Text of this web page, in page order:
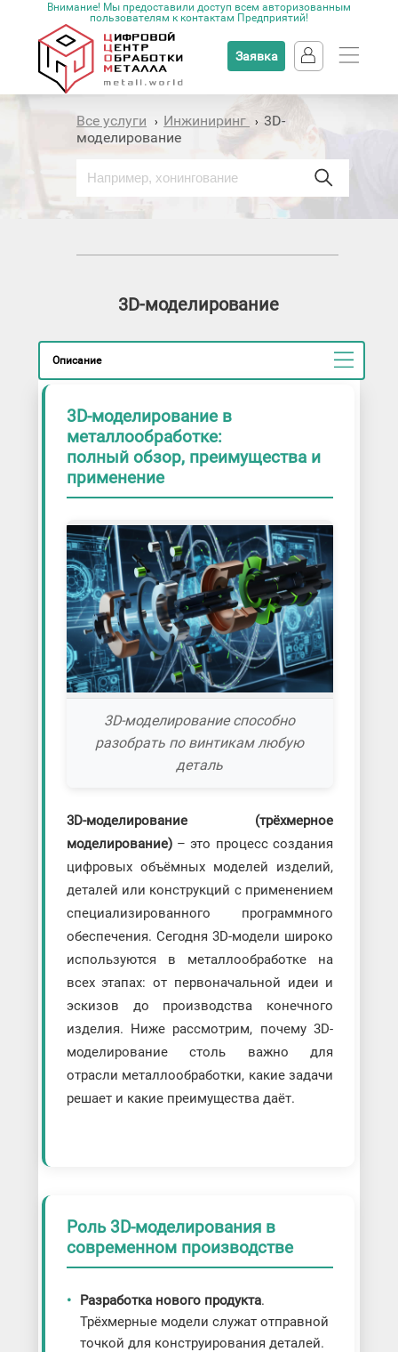
Внимание! Мы предоставили доступ всем авторизованным
пользователям к контактам Предприятий!
Заявка
Все услуги › Инжиниринг ›3D-
моделирование
3D-моделирование
Описание
3D-моделирование в
металлообработке:
полный обзор, преимущества и
применение
3D-моделирование способно
разобрать по винтикам любую
деталь
3D-моделирование (трёхмерное
моделирование)– это процесс создания
цифровых объёмных моделей изделий,
деталей или конструкций с применением
специализированного программного
обеспечения. Сегодня 3D-модели широко
используются в металлообработке на
всех этапах: от первоначальной идеи и
эскизов до производства конечного
изделия. Ниже рассмотрим, почему 3D-
моделирование столь важно для
отрасли металлообработки, какие задачи
решает и какие преимущества даёт.
Роль 3D-моделирования в
современном производстве
Разработка нового продукта.
Трёхмерные модели служат отправной
точкой для конструирования деталей.